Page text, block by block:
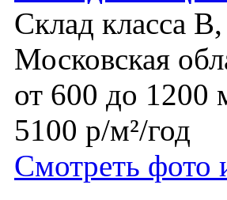
Склад класса
Московская
от 600 до 1200
5100 р/м²/год
Смотреть фото